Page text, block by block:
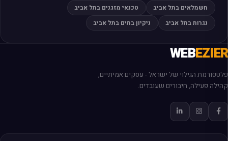
חשמלאים בתל אביב
טכנאי מזגנים בתל אביב
נגרות בתל אביב
ניקיון בתים בתל אביב
WEBEZIER
פלטפורמת הגילוי של ישראל - עסקים אמיתיים,
קהילה פעילה, חיבורים שעובדים.